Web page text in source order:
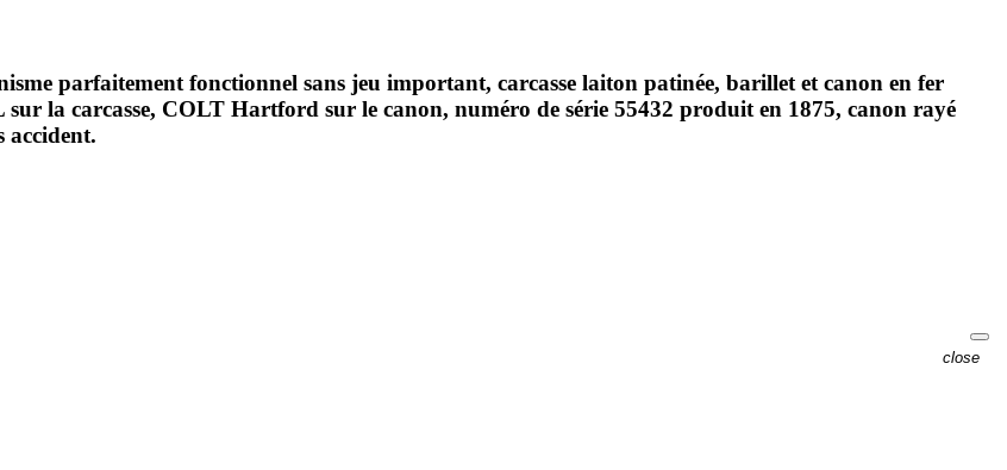
parfaitement fonctionnel sans jeu important, carcasse laiton patinée, barillet et canon en fer
la carcasse, COLT Hartford sur le canon, numéro de série 55432 produit en 1875, canon rayé
accident.
close